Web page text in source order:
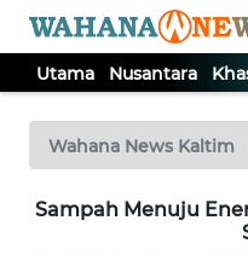
Utama Nusantara
Wahana News Kaltim
Sampah Menuju
TV
Tutup
UTAMA